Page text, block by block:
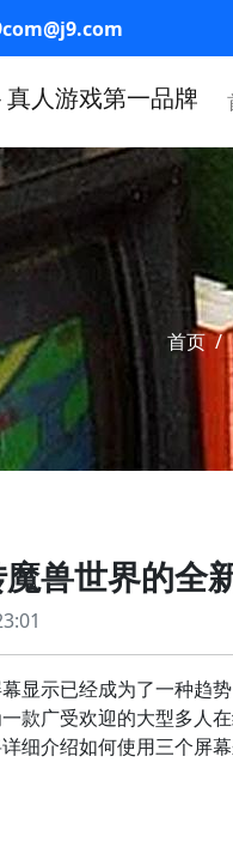
首页/
兽世界的全
显示已经成为了一种趋
款广受欢迎的大型多人
细介绍如何使用三个屏